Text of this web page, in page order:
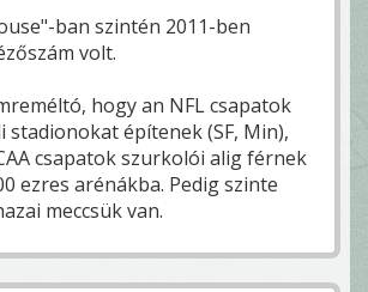
ban szintén 2011-ben
volt.
hogy an NFL csapatok
stadionokat építenek (SF, Min),
csapatok szurkolói alig férnek
ezres arénákba. Pedig szinte
meccsük van.